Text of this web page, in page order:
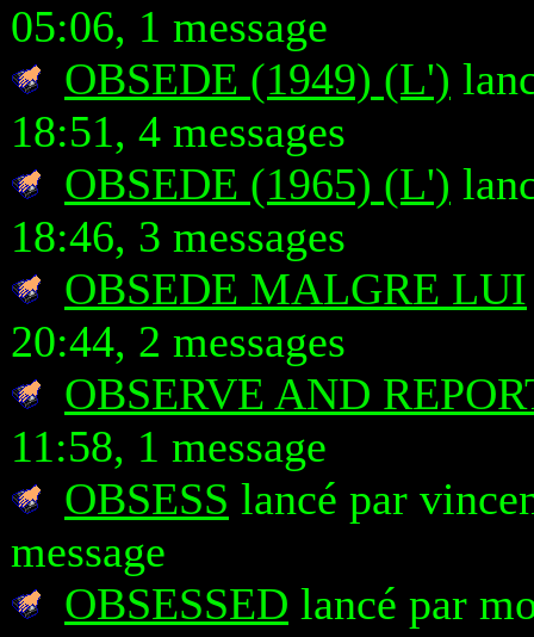
05:06, 1 message
OBSEDE (1949) (L')
18:51, 4 messages
OBSEDE (1965) (L')
18:46, 3 messages
OBSEDE MALGRE LUI
20:44, 2 messages
OBSERVE AND
11:58, 1 message
OBSESS lancé par
message
OBSESSED lancé par